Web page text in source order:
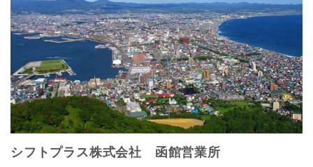
シフトプラス株式会社 函館営業所